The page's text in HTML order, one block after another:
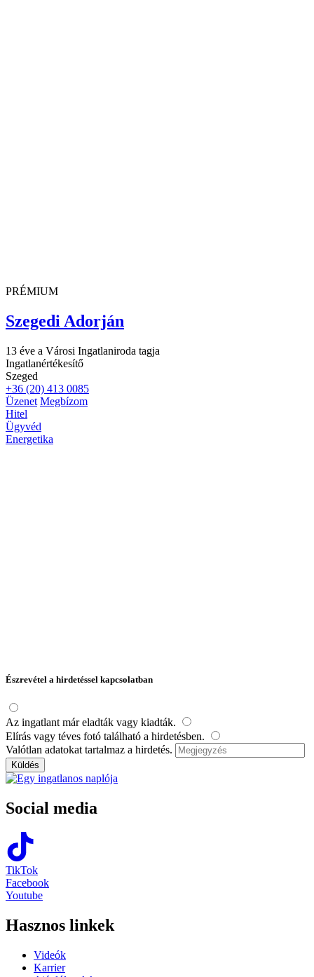
PRÉMIUM
Szegedi Adorján
13 éve a Városi Ingatlaniroda tagja
Ingatlanértékesítő
Szeged
+36 (20) 413 0085
Üzenet Megbízom
Hitel
Ügyvéd
Energetika
Észrevétel a hirdetéssel kapcsolatban
Az ingatlant már eladták vagy kiadták.
Elírás vagy téves fotó található a hirdetésben.
Valótlan adatokat tartalmaz a hirdetés.
Social media
TikTok
Facebook
Youtube
Hasznos linkek
Videók
Karrier